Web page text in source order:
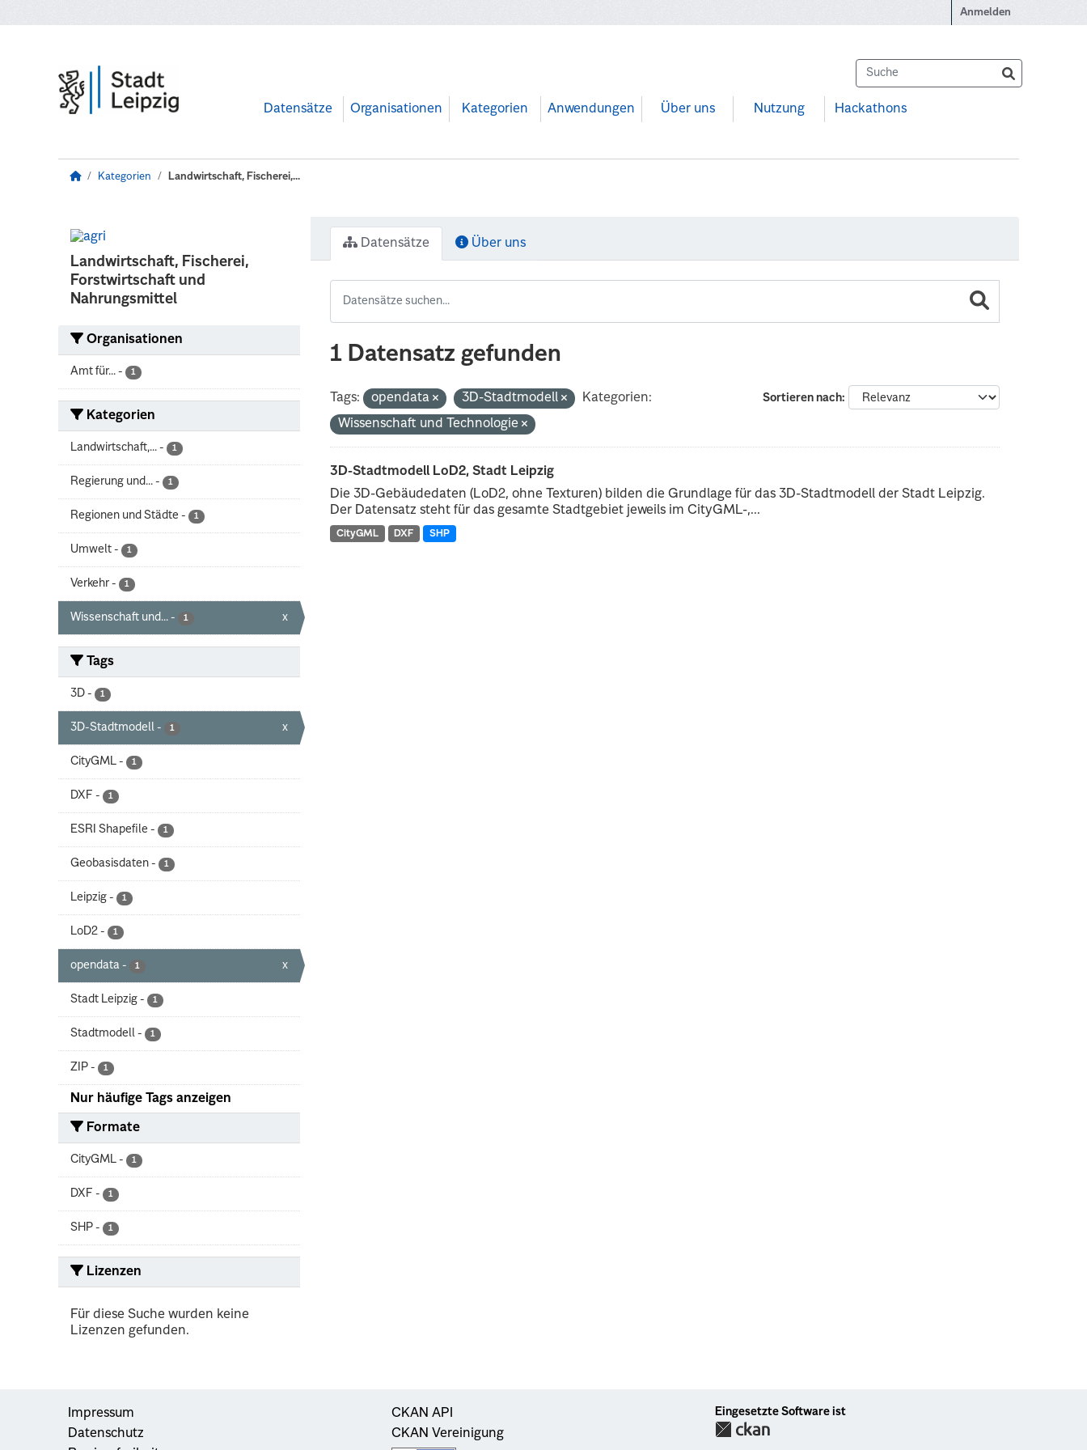
Anmelden
Datensätze Organisationen Kategorien Anwendungen Über uns Nutzung Hackathons
Kategorien Landwirtschaft, Fischerei,...
Landwirtschaft, Fischerei,
Forstwirtschaft und
Nahrungsmittel
Organisationen
Amt für... - 1
Kategorien
Landwirtschaft,... - 1
Regierung und... - 1
Regionen und Städte - 1
Umwelt - 1
Verkehr - 1
Wissenschaft und... - 1 x
Tags
3D - 1
3D-Stadtmodell - 1 x
CityGML - 1
DXF - 1
ESRI Shapefile - 1
Geobasisdaten - 1
Leipzig - 1
LoD2 - 1
opendata - 1 x
Stadt Leipzig - 1
Stadtmodell - 1
ZIP - 1
Nur häufige Tags anzeigen
Formate
CityGML - 1
DXF - 1
SHP - 1
Lizenzen
Für diese Suche wurden keine
Lizenzen gefunden.
Datensätze Über uns
1 Datensatz gefunden
Sortieren nach
Tags: opendata 3D-Stadtmodell
Kategorien:
Wissenschaft und Technologie
3D-Stadtmodell LoD2, Stadt Leipzig
Die 3D-Gebäudedaten (LoD2, ohne Texturen) bilden die Grundlage für das 3D-Stadtmodell der Stadt Leipzig.
Der Datensatz steht für das gesamte Stadtgebiet jeweils im CityGML-,...
CityGML DXF SHP
Impressum
Datenschutz
CKAN API
CKAN Vereinigung
Eingesetzte Software ist